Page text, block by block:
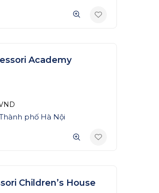
Academy
phố Hà Nội
Children’s House